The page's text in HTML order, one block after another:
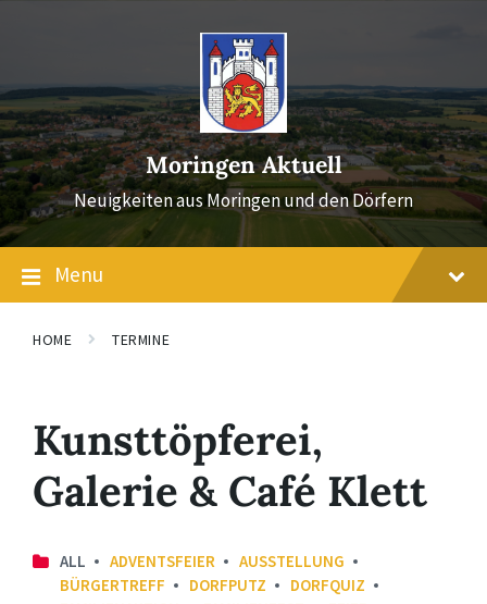
Moringen Aktuell
Neuigkeiten aus Moringen und den Dörfern
Menu
HOME TERMINE
Kunsttöpferei,
Galerie & Café Klett
ALL ADVENTSFEIER
AUSSTELLUNG
BÜRGERTREFF
DORFPUTZ
DORFQUIZ